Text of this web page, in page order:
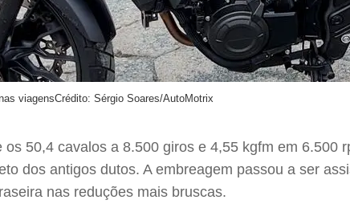
viagensCrédito: Sérgio Soares/AutoMotrix
50,4 cavalos a 8.500 giros e 4,55 kgfm em 6.500
dos antigos dutos. A embreagem passou a ser
nas reduções mais bruscas.